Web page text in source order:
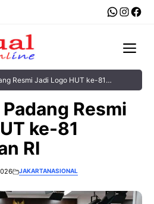
Resmi Jadi Logo HUT ke-81
Resmi
ke-81
RI
JAKARTANASIONAL